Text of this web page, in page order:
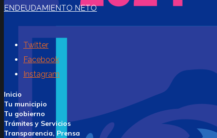
ENDEUDAMIENTO NETO
Twitter
Facebook
Instagram
Inicio
Tu municipio
Tu gobierno
Trámites y Servicios
Transparencia, Prensa